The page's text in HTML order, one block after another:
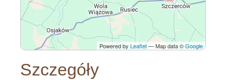
Powered by Leaflet— Map data ©Google
Szczegóły